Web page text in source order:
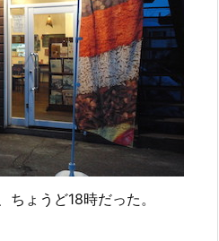
ちょうど18時だった。